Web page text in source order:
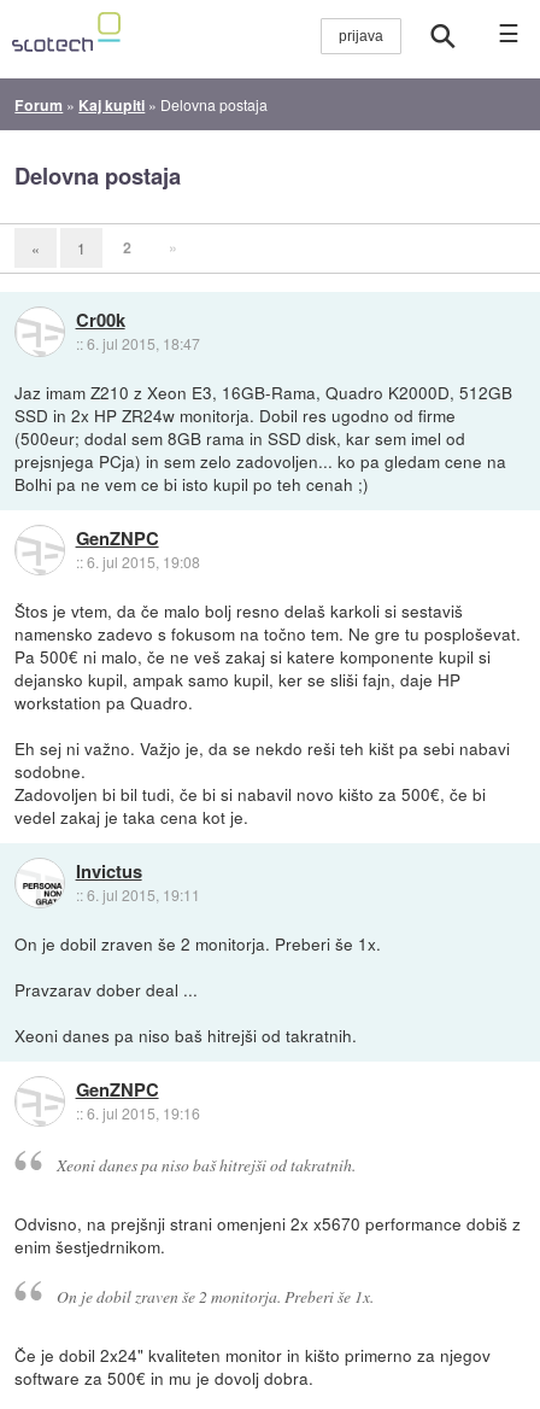
☰
Forum » Kaj kupiti » Delovna postaja
Delovna postaja
« 1 2 »
Cr00k
::6. jul 2015, 18:47
Jaz imam Z210 z Xeon E3, 16GB-Rama, Quadro K2000D, 512GB
SSD in 2x HP ZR24w monitorja. Dobil res ugodno od firme
(500eur; dodal sem 8GB rama in SSD disk, kar sem imel od
prejsnjega PCja) in sem zelo zadovoljen... ko pa gledam cene na
Bolhi pa ne vem ce bi isto kupil po teh cenah ;)
GenZNPC
::6. jul 2015, 19:08
Štos je vtem, da če malo bolj resno delaš karkoli si sestaviš
namensko zadevo s fokusom na točno tem. Ne gre tu posploševat.
Pa 500€ ni malo, če ne veš zakaj si katere komponente kupil si
dejansko kupil, ampak samo kupil, ker se sliši fajn, daje HP
workstation pa Quadro.
Eh sej ni važno. Važjo je, da se nekdo reši teh kišt pa sebi nabavi
sodobne.
Zadovoljen bi bil tudi, če bi si nabavil novo kišto za 500€, če bi
vedel zakaj je taka cena kot je.
Invictus
::6. jul 2015, 19:11
On je dobil zraven še 2 monitorja. Preberi še 1x.
Pravzarav dober deal ...
Xeoni danes pa niso baš hitrejši od takratnih.
GenZNPC
::6. jul 2015, 19:16
Xeoni danes pa niso baš hitrejši od takratnih.
Odvisno, na prejšnji strani omenjeni 2x x5670 performance dobiš z
enim šestjedrnikom.
On je dobil zraven še 2 monitorja. Preberi še 1x.
Če je dobil 2x24" kvaliteten monitor in kišto primerno za njegov
software za 500€ in mu je dovolj dobra.